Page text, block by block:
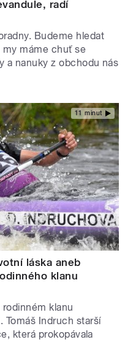
radí
Budeme hledat
my máme chuť se
a nanuky z obchodu nás
11 minut
láska aneb
klanu
klanu
Tomáš Indruch starší
která prokopávala